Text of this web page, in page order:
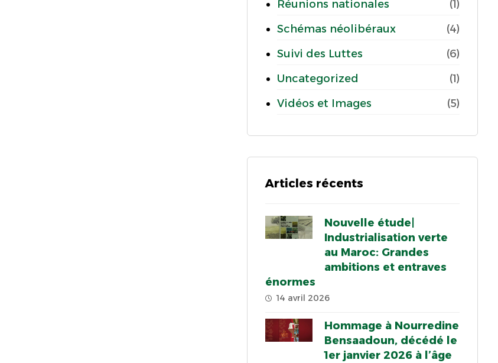
Réunions nationales
(1)
Schémas néolibéraux
(4)
Suivi des Luttes
(6)
Uncategorized
(1)
Vidéos et Images
(5)
Articles récents
Nouvelle étude|
Industrialisation verte
au Maroc: Grandes
ambitions et entraves
énormes
14 avril 2026
Hommage à Nourredine
Bensaadoun, décédé le
1er janvier 2026 à l’âge